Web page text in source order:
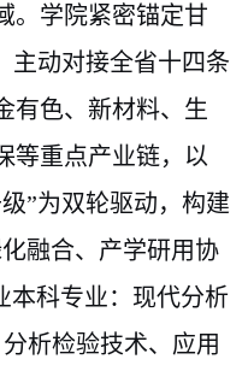
。学院紧密锚定甘
主动对接全省十四条
有色、新材料、生
等重点产业链，以
”为双轮驱动，构建
融合、产学研用协
本科专业：现代分析
析检验技术、应用